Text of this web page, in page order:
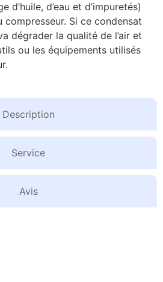
Description
Service
Avis
d’huile, d’eau et d’impuretés)
compresseur. Si ce condensat
dégrader la qualité de l’air et
ou les équipements utilisés